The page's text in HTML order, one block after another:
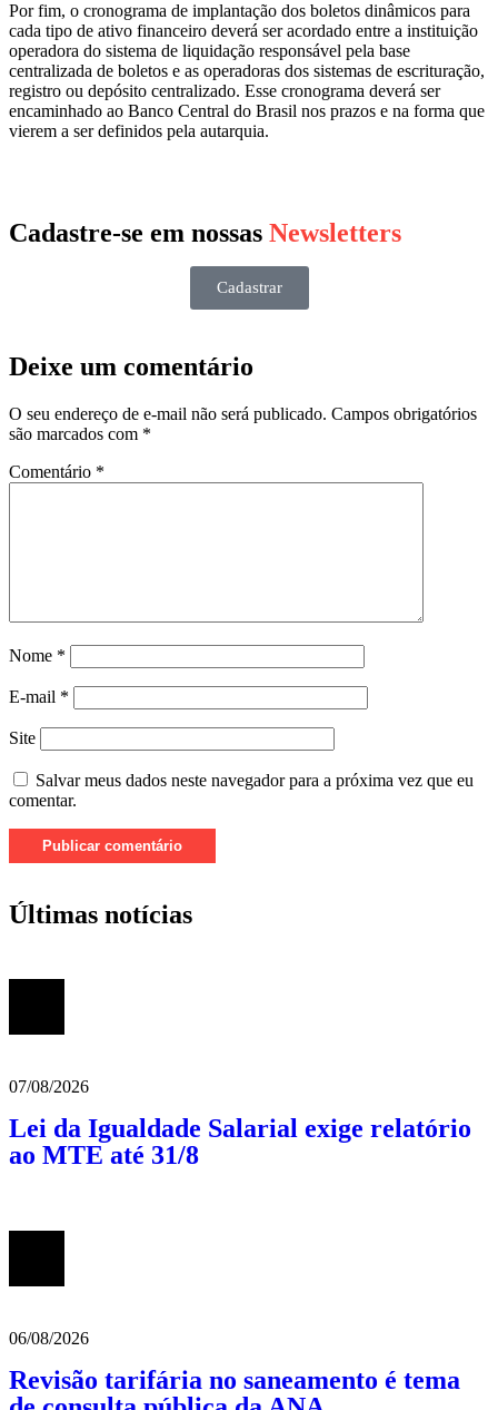
Por fim, o cronograma de implantação dos boletos dinâmicos para
cada tipo de ativo financeiro deverá ser acordado entre a instituição
operadora do sistema de liquidação responsável pela base
centralizada de boletos e as operadoras dos sistemas de escrituração,
registro ou depósito centralizado. Esse cronograma deverá ser
encaminhado ao Banco Central do Brasil nos prazos e na forma que
vierem a ser definidos pela autarquia.
Cadastre-se em nossas Newsletters
Cadastrar
Deixe um comentário
O seu endereço de e-mail não será publicado. Campos obrigatórios
são marcados com *
Comentário *
Nome *
E-mail *
Site
Salvar meus dados neste navegador para a próxima vez que eu
comentar.
Últimas notícias
07/08/2026
Lei da Igualdade Salarial exige relatório
ao MTE até 31/8
06/08/2026
Revisão tarifária no saneamento é tema